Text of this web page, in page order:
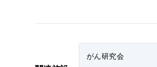
がん研究会